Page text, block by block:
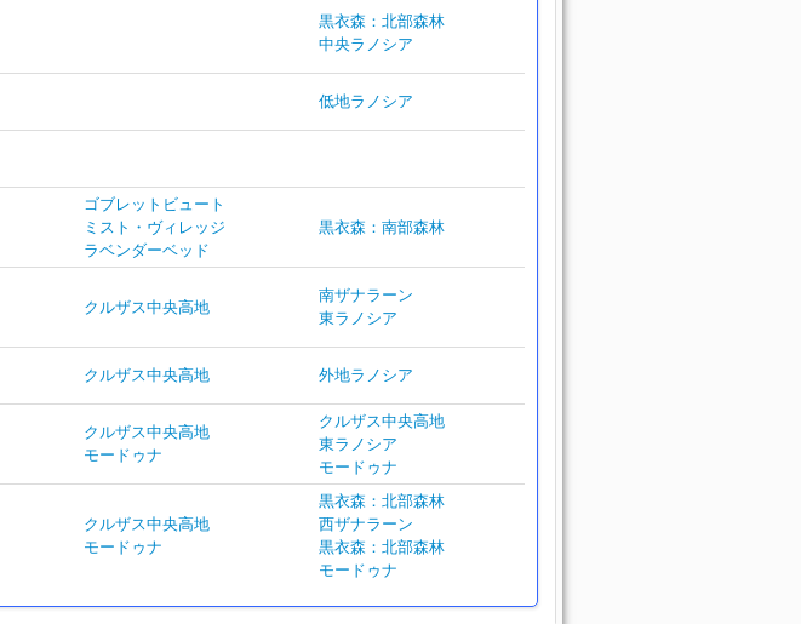
黒衣森：北部森林
中央ラノシア
低地ラノシア
ゴブレットビュート
ミスト・ヴィレッジ
ラベンダーベッド
黒衣森：南部森林
クルザス中央高地
南ザナラーン
東ラノシア
クルザス中央高地 外地ラノシア
クルザス中央高地
モードゥナ
クルザス中央高地
東ラノシア
モードゥナ
クルザス中央高地
モードゥナ
黒衣森：北部森林
西ザナラーン
黒衣森：北部森林
モードゥナ